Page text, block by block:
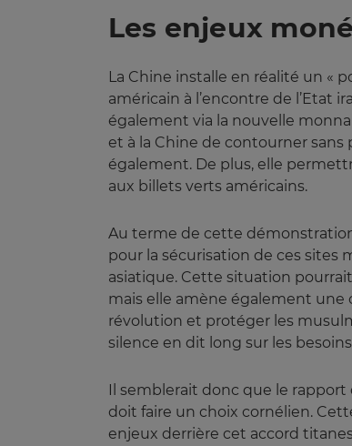
Les enjeux
La Chine installe en réalité un «
américain à l’encontre de l’Etat
également via la nouvelle
et à la Chine de contourner
également. De plus, elle
aux billets verts américains.
Au terme de cette
pour la sécurisation de ces sites
asiatique. Cette situation
mais elle amène également
révolution et protéger les
silence en dit long sur les
Il semblerait donc que le
doit faire un choix cornélien.
enjeux derrière cet accord